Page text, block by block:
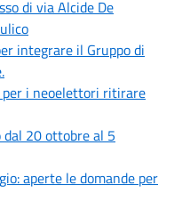
di via Alcide De
integrare il Gruppo di
per i neoelettori ritirare
20 ottobre al 5
aperte le domande per